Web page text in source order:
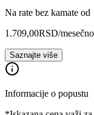
Na rate bez kamate od
1.709,00RSD/mesečno
Saznajte više
Informacije o popustu